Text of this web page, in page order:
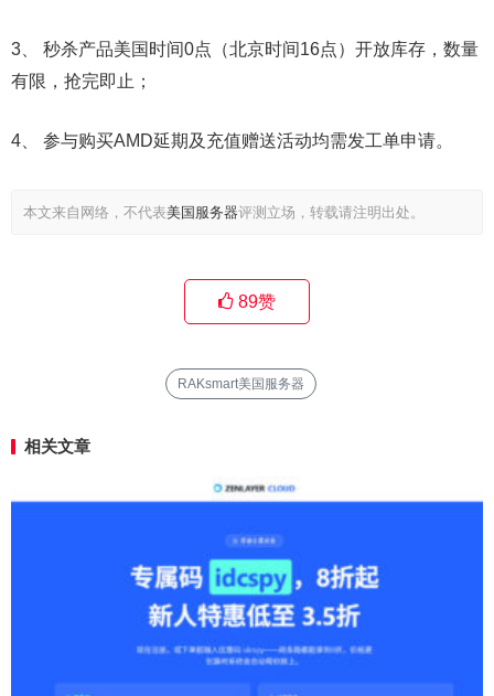
3、 秒杀产品美国时间0点（北京时间16点）开放库存，数量
有限，抢完即止；
4、 参与购买AMD延期及充值赠送活动均需发工单申请。
本文来自网络，不代表美国服务器评测立场，转载请注明出处。
89赞
RAKsmart美国服务器
相关文章